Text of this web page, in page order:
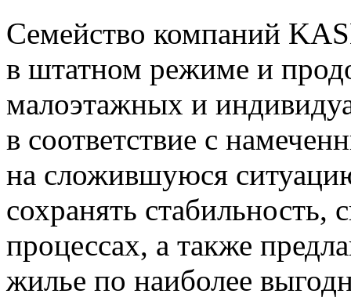
Семейство компаний
в штатном режиме и
малоэтажных и
в соответствие с
на сложившуюся
сохранять стабильность,
процессах, а также
жилье по наиболее